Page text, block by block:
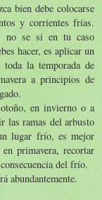
bien debe colocarse
y corrientes frías.
no se si en tu caso
hacer, es aplicar un
la temporada de
a principios de
en invierno o a
las ramas del arbusto
lugar frío, es mejor
primavera, recortar
del frío.
abundantemente.